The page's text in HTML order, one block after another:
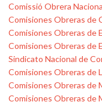
Comissió Obrera
Comisiones Obreras de
Comisiones Obreras de
Comisiones Obreras de
Sindicato Nacional de
Comisiones Obreras de
Comisiones Obreras de
Comisiones Obreras de